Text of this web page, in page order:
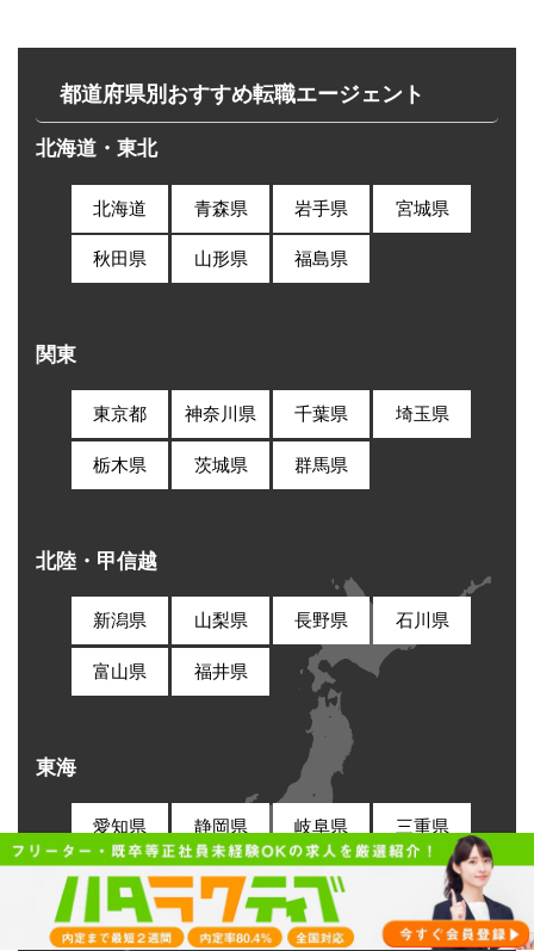
都道府県別おすすめ転職エージェント
北海道・東北
北海道 青森県 岩手県 宮城県
秋田県 山形県 福島県
関東
東京都 神奈川県 千葉県 埼玉県
栃木県 茨城県 群馬県
北陸・甲信越
新潟県 山梨県 長野県 石川県
富山県 福井県
東海
愛知県 静岡県 岐阜県 三重県
関西